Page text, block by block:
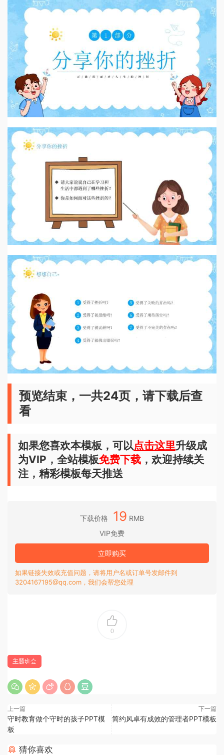
预览结束，一共24页，请下载后查
看
如果您喜欢本模板，可以点击这里升级成
为VIP，全站模板免费下载 ，欢迎持续关
注，精彩模板每天推送
下载价格 19 RMB
VIP免费
立即购买
如果链接失效或充值问题，请将用户名或订单号发邮件到
3204167195@qq.com，我们会帮您处理
0
主题班会
上一篇
守时教育做个守时的孩子PPT模
板
下一篇
简约风卓有成效的管理者PPT模板
猜你喜欢